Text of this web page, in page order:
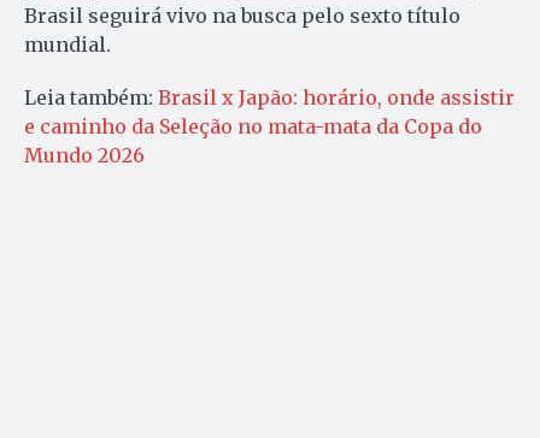
Brasil seguirá vivo na busca pelo sexto título
mundial.
Leia também: Brasil x Japão: horário, onde assistir
e caminho da Seleção no mata-mata da Copa do
Mundo 2026